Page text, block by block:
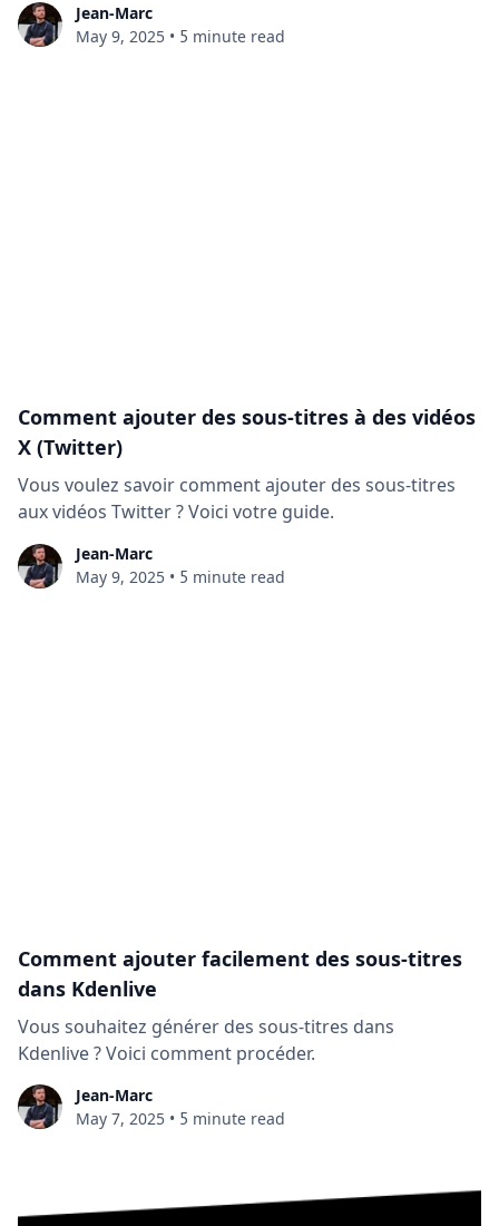
Jean-Marc
May 9, 2025 • 5 minute read
Comment ajouter des sous-titres à des vidéos
X (Twitter)
Vous voulez savoir comment ajouter des sous-titres
aux vidéos Twitter ? Voici votre guide.
Jean-Marc
May 9, 2025 • 5 minute read
Comment ajouter facilement des sous-titres
dans Kdenlive
Vous souhaitez générer des sous-titres dans
Kdenlive ? Voici comment procéder.
Jean-Marc
May 7, 2025 • 5 minute read